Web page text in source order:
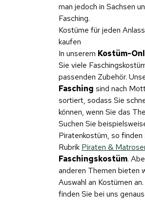
man jedoch in Sachsen
Fasching.
Kostüme für jeden
kaufen
In unserem Kostüm-
Sie viele
passenden Zubehör.
Fasching sind nach
sortiert, sodass Sie
können, wenn Sie das
Suchen Sie
Piratenkostüm, so finden
Rubrik Piraten &
Faschingskostüm.
anderen Themen bieten
Auswahl an Kostümen
finden Sie bei uns